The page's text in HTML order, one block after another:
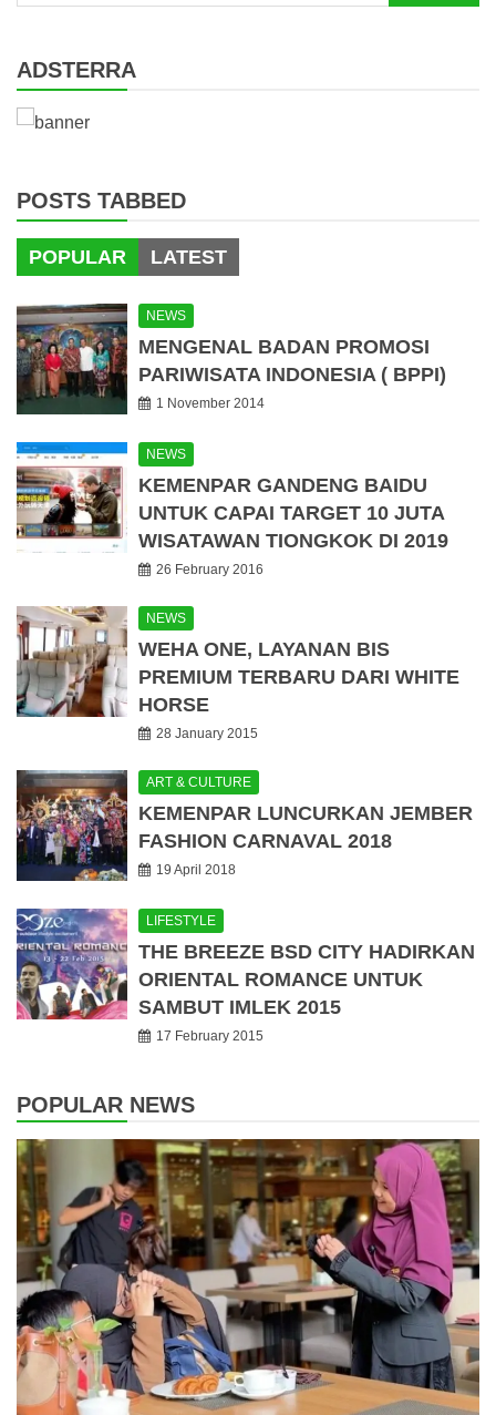
for:
ADSTERRA
POSTS TABBED
POPULAR LATEST
NEWS
MENGENAL BADAN PROMOSI
PARIWISATA INDONESIA ( BPPI)
1 November 2014
NEWS
KEMENPAR GANDENG BAIDU
UNTUK CAPAI TARGET 10 JUTA
WISATAWAN TIONGKOK DI 2019
26 February 2016
NEWS
WEHA ONE, LAYANAN BIS
PREMIUM TERBARU DARI WHITE
HORSE
28 January 2015
ART & CULTURE
KEMENPAR LUNCURKAN JEMBER
FASHION CARNAVAL 2018
19 April 2018
LIFESTYLE
THE BREEZE BSD CITY HADIRKAN
ORIENTAL ROMANCE UNTUK
SAMBUT IMLEK 2015
17 February 2015
POPULAR NEWS